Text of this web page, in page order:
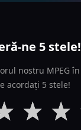
ne 5 stele!
nostru MPEG în
acordați 5 stele!